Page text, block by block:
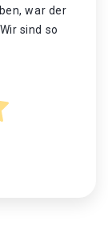
war der
sind so